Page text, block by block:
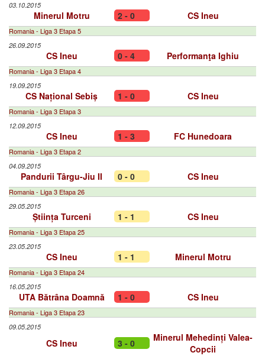
03.10.2015
Minerul Motru 2 - 0 CS Ineu
Romania - Liga 3 Etapa 5
26.09.2015
CS Ineu 0 - 4 Performanţa Ighiu
Romania - Liga 3 Etapa 4
19.09.2015
CS Național Sebiș 1 - 0 CS Ineu
Romania - Liga 3 Etapa 3
12.09.2015
CS Ineu 1 - 3 FC Hunedoara
Romania - Liga 3 Etapa 2
04.09.2015
Pandurii Târgu-Jiu II 0 - 0 CS Ineu
Romania - Liga 3 Etapa 26
29.05.2015
Știința Turceni 1 - 1 CS Ineu
Romania - Liga 3 Etapa 25
23.05.2015
CS Ineu 1 - 1 Minerul Motru
Romania - Liga 3 Etapa 24
16.05.2015
UTA Bătrâna Doamnă 1 - 0 CS Ineu
Romania - Liga 3 Etapa 23
09.05.2015
CS Ineu 3 - 0
Minerul Mehedinți Valea-
Copcii